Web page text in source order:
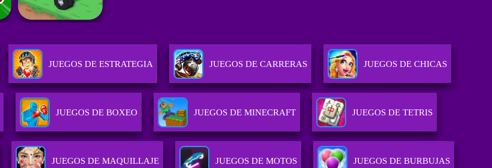
JUEGOS DE ESTRATEGIA JUEGOS DE CARRERAS JUEGOS DE CHICAS
JUEGOS DE BOXEO JUEGOS DE MINECRAFT JUEGOS DE TETRIS
JUEGOS DE MAQUILLAJE JUEGOS DE MOTOS JUEGOS DE BURBUJAS